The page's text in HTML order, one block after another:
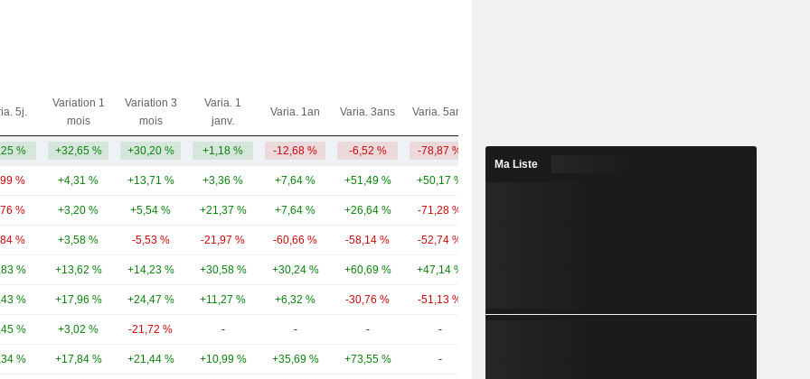
5j.
Variation 1
mois
Variation 3
mois
Varia. 1
janv.
Varia. 1an Varia. 3ans Varia. 5ans
% +32,65 % +30,20 % +1,18 % -12,68 % -6,52 % -78,87 %
% +4,31 % +13,71 % +3,36 % +7,64 % +51,49 % +50,17 %
% +3,20 % +5,54 % +21,37 % +7,64 % +26,64 % -71,28 %
% +3,58 % -5,53 % -21,97 % -60,66 % -58,14 % -52,74 %
% +13,62 % +14,23 % +30,58 % +30,24 % +60,69 % +47,14 %
% +17,96 % +24,47 % +11,27 % +6,32 % -30,76 % -51,13 %
% +3,02 % -21,72 % - - - -
% +17,84 % +21,44 % +10,99 % +35,69 % +73,55 % -
Ma Liste